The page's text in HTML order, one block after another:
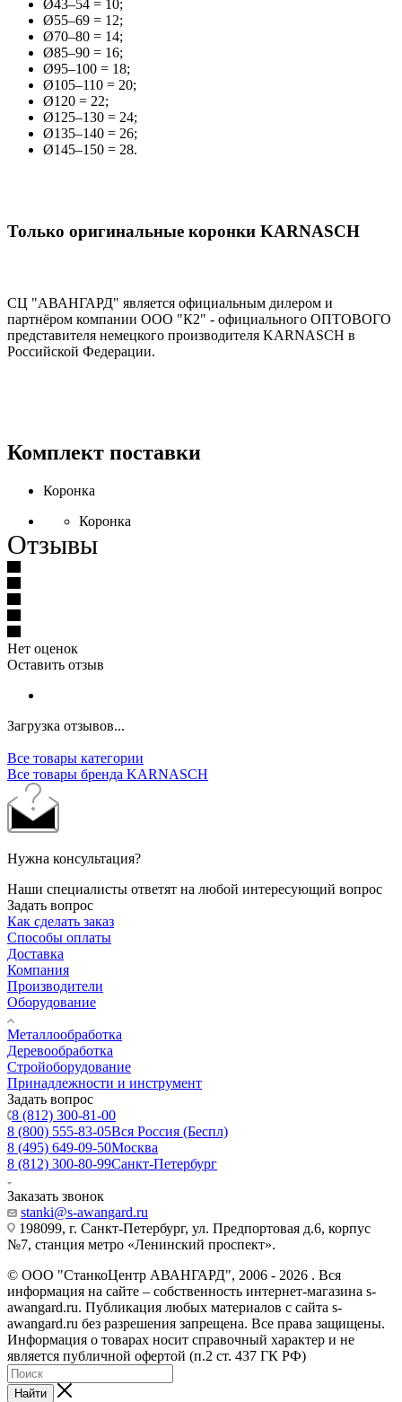
Ø43–54 = 10;
Ø55–69 = 12;
Ø70–80 = 14;
Ø85–90 = 16;
Ø95–100 = 18;
Ø105–110 = 20;
Ø120 = 22;
Ø125–130 = 24;
Ø135–140 = 26;
Ø145–150 = 28.
Только оригинальные коронки KARNASCH
СЦ "АВАНГАРД" является официальным дилером и
партнёром компании OOO "К2" - официального ОПТОВОГО
представителя немецкого производителя KARNASCH в
Российской Федерации.
Комплект поставки
Коронка
Коронка
Отзывы
Нет оценок
Оставить отзыв
Загрузка отзывов...
Все товары категории
Все товары бренда KARNASCH
Нужна консультация?
Наши специалисты ответят на любой интересующий вопрос
Задать вопрос
Как сделать заказ
Способы оплаты
Доставка
Компания
Производители
Оборудование
Металлообработка
Деревообработка
Стройоборудование
Принадлежности и инструмент
Задать вопрос
8 (812) 300-81-00
8 (800) 555-83-05Вся Россия (Беспл)
8 (495) 649-09-50Москва
8 (812) 300-80-99Санкт-Петербург
Заказать звонок
stanki@s-awangard.ru
198099, г. Санкт-Петербург, ул. Предпортовая д.6, корпус
№7, станция метро «Ленинский проспект».
© ООО "СтанкоЦентр АВАНГАРД", 2006 - 2026 . Вся
информация на сайте – собственность интернет-магазина s-
awangard.ru. Публикация любых материалов с сайта s-
awangard.ru без разрешения запрещена. Все права защищены.
Информация о товарах носит справочный характер и не
является публичной офертой (п.2 ст. 437 ГК РФ)
Найти